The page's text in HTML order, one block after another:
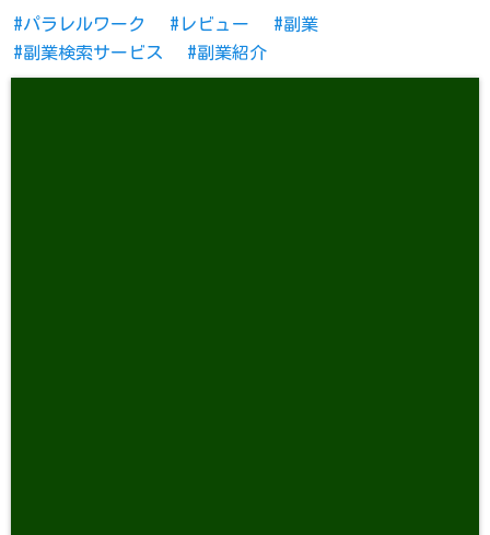
パラレルワーク レビュー
副業
副業検索サービス
副業紹介